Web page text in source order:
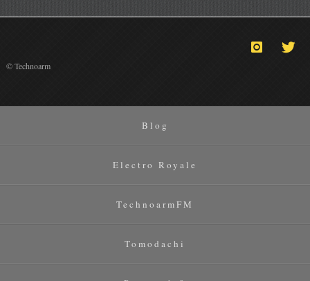
© Technoarm
Blog
Electro Royale
TechnoarmFM
Tomodachi